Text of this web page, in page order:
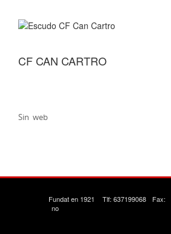
CF CAN CARTRO
Sin web
Fundat en 1921 Tlf: 637199068 Fax:
no